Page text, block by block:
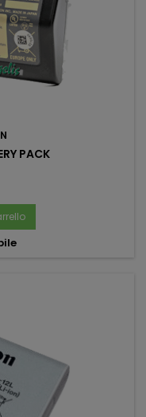
PACK